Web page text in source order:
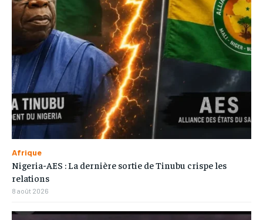
Afrique
Nigeria-AES : La dernière sortie de Tinubu crispe les
relations
8 août 2026